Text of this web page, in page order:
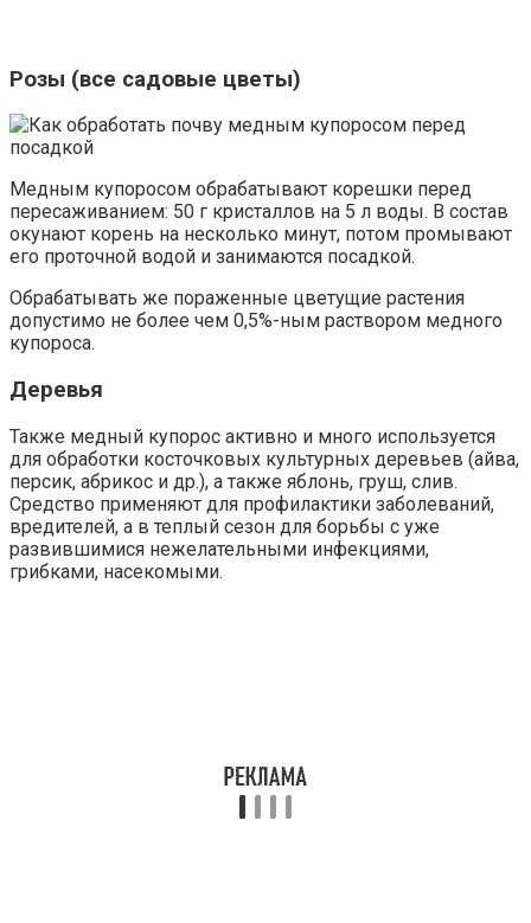
Розы (все садовые цветы)
Медным купоросом обрабатывают корешки перед
пересаживанием: 50 г кристаллов на 5 л воды. В состав
окунают корень на несколько минут, потом промывают
его проточной водой и занимаются посадкой.
Обрабатывать же пораженные цветущие растения
допустимо не более чем 0,5%-ным раствором медного
купороса.
Деревья
Также медный купорос активно и много используется
для обработки косточковых культурных деревьев (айва,
персик, абрикос и др.), а также яблонь, груш, слив.
Средство применяют для профилактики заболеваний,
вредителей, а в теплый сезон для борьбы с уже
развившимися нежелательными инфекциями,
грибками, насекомыми.